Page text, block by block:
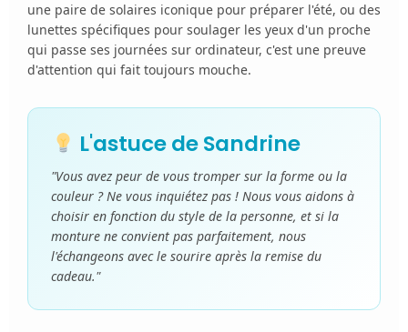
une paire de solaires iconique pour préparer l'été, ou des
lunettes spécifiques pour soulager les yeux d'un proche
qui passe ses journées sur ordinateur, c'est une preuve
d'attention qui fait toujours mouche.
L'astuce de Sandrine
"Vous avez peur de vous tromper sur la forme ou la
couleur ? Ne vous inquiétez pas ! Nous vous aidons à
choisir en fonction du style de la personne, et si la
monture ne convient pas parfaitement, nous
l'échangeons avec le sourire après la remise du
cadeau."